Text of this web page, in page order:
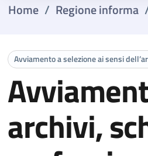
Home / Regione informa
Avviamento a selezione ai sensi
archivi,